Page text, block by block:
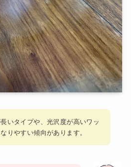
いタイプや、光沢度が高いワッ
りやすい傾向があります。